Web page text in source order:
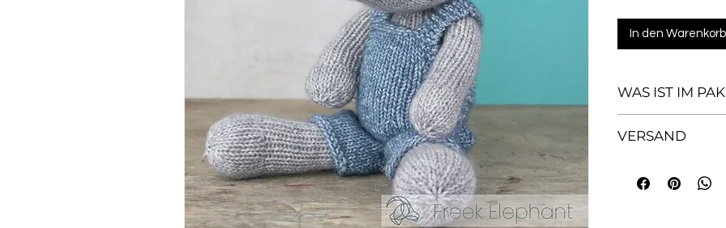
In den Warenkorb
WAS IST IM
50g Blau
Füllwatte
Sicherheitsaugen
VERSAND